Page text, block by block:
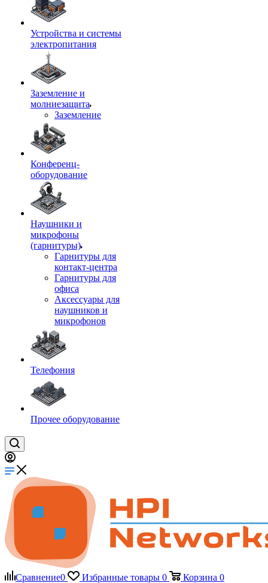
Устройства и системы
электропитания
Заземление и
молниезащита
Заземление
Конференц-
оборудование
Наушники и
микрофоны
(гарнитуры)
Гарнитуры для
контакт-центра
Гарнитуры для
офиса
Аксессуары для
наушников и
микрофонов
Телефония
Прочее оборудование
Сравнение0 Избранные товары 0 Корзина 0